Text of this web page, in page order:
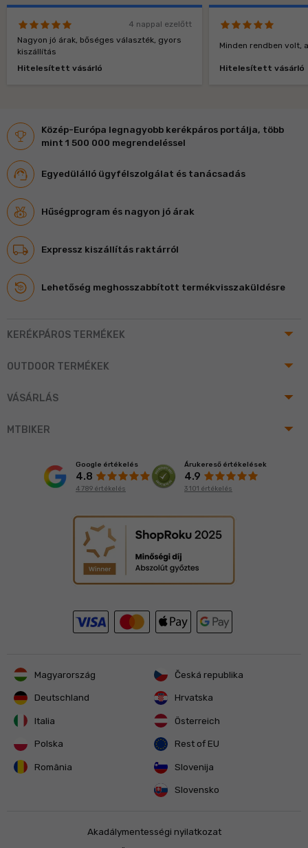
4 nappal ezelőtt
Nagyon jó árak, bőséges választék, gyors
kiszállítás
Hitelesített vásárló
Minden rendben volt,
Hitelesített vásárló
Közép-Európa legnagyobb kerékpáros portálja, több
mint 1 500 000 megrendeléssel
Egyedülálló ügyfélszolgálat és tanácsadás
Hűségprogram és nagyon jó árak
Expressz kiszállítás raktárról
Lehetőség meghosszabbított termékvisszaküldésre
arrow_drop_up
KERÉKPÁROS TERMÉKEK
arrow_drop_up
OUTDOOR TERMÉKEK
arrow_drop_up
VÁSÁRLÁS
arrow_drop_up
MTBIKER
Google értékelés
4.8
4 789 értékelés
Árukereső értékelések
4.9
3 101 értékelés
Magyarország Česká republika
Deutschland Hrvatska
Italia Österreich
Polska Rest of EU
România Slovenija
Slovensko
Akadálymentességi nyilatkozat